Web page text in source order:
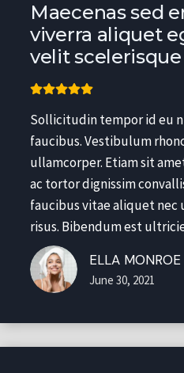
Maecenas sed
viverra aliquet
velit
Sollicitudin tempor id eu
faucibus. Vestibulum
ullamcorper. Etiam sit
ac tortor dignissim
faucibus vitae aliquet nec
risus. Bibendum est
ELLA MONROE
June 30, 2021